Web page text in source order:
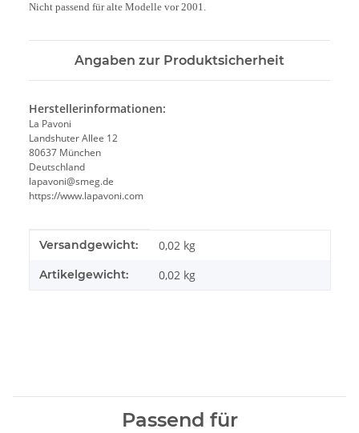
Nicht passend für alte Modelle vor 2001.
Angaben zur Produktsicherheit
Herstellerinformationen:
La Pavoni
Landshuter Allee 12
80637 München
Deutschland
lapavoni@smeg.de
https://www.lapavoni.com
Produkteigenschaft
Wert
Versandgewicht: 0,02 kg
Artikelgewicht: 0,02 kg
Passend für